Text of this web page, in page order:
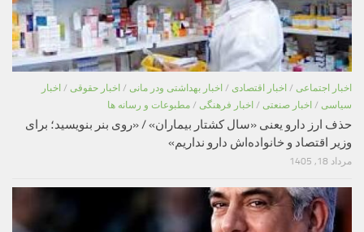
اخبار اجتماعی / اخبار اقتصادی / اخبار بهداشتی ودر مانی / اخبار حقوقی / اخبار
سیاسی / اخبار صنعتی / اخبار فرهنگی / مطبوعات و رسانه ها
حذف ارز دارو یعنی «سال کشتار بیماران» / «روی بنر بنویسید؛ برای
وزیر اقتصاد و خانواده‌اش دارو نداریم»
مرداد 18, 1405